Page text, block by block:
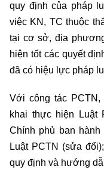
quy định của pháp
việc KN, TC thuộc
tại cơ sở, địa
hiện tốt các quyết
đã có hiệu lực pháp
Với công tác PCTN,
khai thực hiện Luật
Chính phủ ban
Luật PCTN (sửa
quy định và hướng